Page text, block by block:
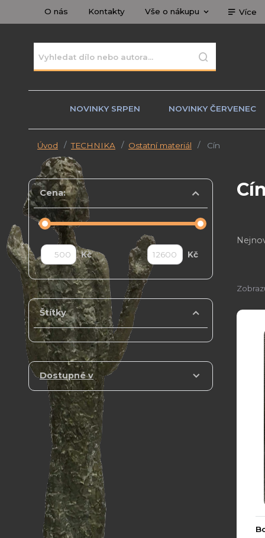
O nás Kontakty Vše o nákupu Více
NOVINKY SRPEN NOVINKY ČERVENEC
Úvod TECHNIKA Ostatní materiál Cín
Cena:
Kč Kč
Štítky
Dostupné v